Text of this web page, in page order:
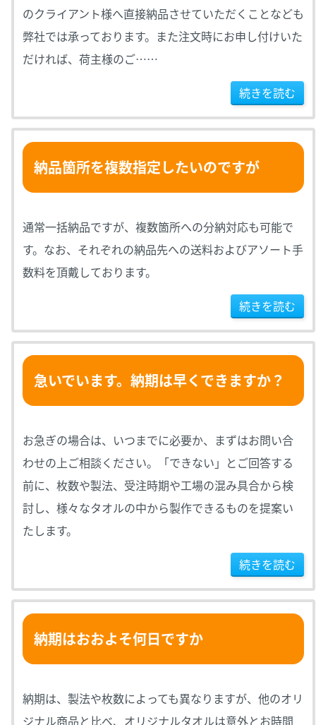
のクライアント様へ直接納品させていただくことなども
弊社では承っております。また注文時にお申し付けいた
だければ、荷主様のご……
続きを読む
納品箇所を複数指定したいのですが
通常一括納品ですが、複数箇所への分納対応も可能で
す。なお、それぞれの納品先への送料およびアソート手
数料を頂戴しております。
続きを読む
急いでいます。納期は早くできますか？
お急ぎの場合は、いつまでに必要か、まずはお問い合
わせの上ご相談ください。「できない」とご回答する
前に、枚数や製法、受注時期や工場の混み具合から検
討し、様々なタオルの中から製作できるものを提案い
たします。
続きを読む
納期はおおよそ何日ですか
納期は、製法や枚数によっても異なりますが、他のオリ
ジナル商品と比べ、オリジナルタオルは意外とお時間